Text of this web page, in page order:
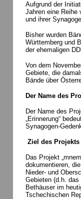
Aufgrund der
Jahren eine Reihe
und ihrer
Bisher wurden
Württemberg und
der ehemaligen
Von dem
Gebiete, die
Bände über
Der Name des
Der Name des
„Erinnerung“
Synagogen-
Ziel des Projekts
Das Projekt
dokumentieren,
Nieder- und
Gebieten (d.h.
Bethäuser im
Tschechischen